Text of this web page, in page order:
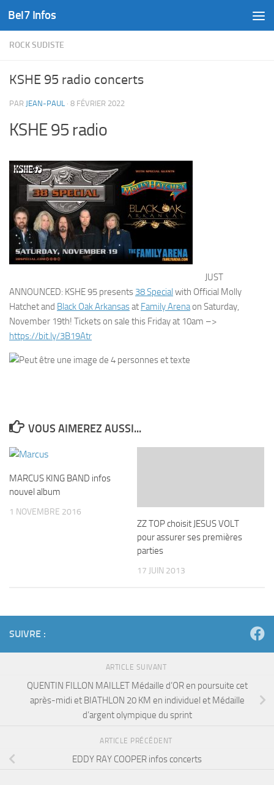
Skip to content
Bel7 Infos
ROCK SUDISTE
KSHE 95 radio concerts
PAR JEAN-PAUL · 8 FÉVRIER 2022
KSHE 95 radio
JUST
ANNOUNCED: KSHE 95 presents 38 Special with Official Molly
Hatchet and Black Oak Arkansasat Family Arenaon Saturday,
November 19th! Tickets on sale this Friday at 10am –>
https://bit.ly/3B19Atr
VOUS AIMEREZ AUSSI...
MARCUS KING BAND infos
nouvel album
1 NOVEMBRE 2016
ZZ TOP choisit JESUS VOLT
pour assurer ses premières
parties
17 JUIN 2013
SUIVRE :
ARTICLE SUIVANT
QUENTIN FILLON MAILLET Médaille d’OR en poursuite cet
après-midi et BIATHLON 20 KM en individuel et Médaille
d’argent olympique du sprint
ARTICLE PRÉCÉDENT
EDDY RAY COOPER infos concerts